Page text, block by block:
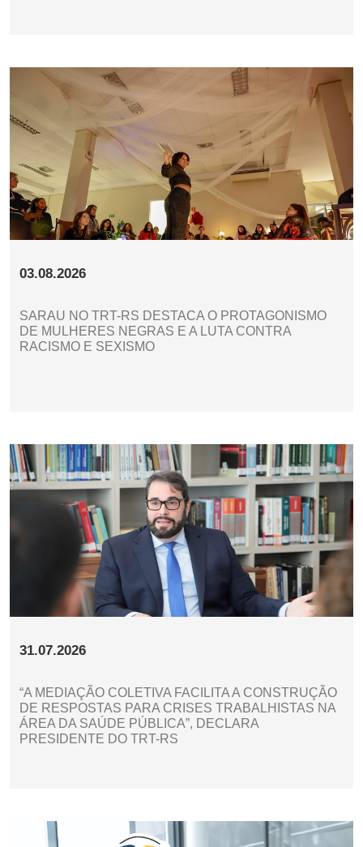
03.08.2026
SARAU NO TRT-RS DESTACA O PROTAGONISMO
DE MULHERES NEGRAS E A LUTA CONTRA
RACISMO E SEXISMO
31.07.2026
“A MEDIAÇÃO COLETIVA FACILITA A CONSTRUÇÃO
DE RESPOSTAS PARA CRISES TRABALHISTAS NA
ÁREA DA SAÚDE PÚBLICA”, DECLARA
PRESIDENTE DO TRT-RS